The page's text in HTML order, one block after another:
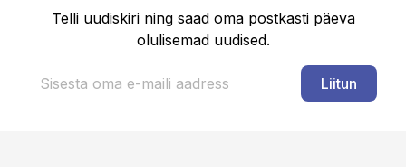
Telli uudiskiri ning saad oma postkasti päeva
olulisemad uudised.
Liitun